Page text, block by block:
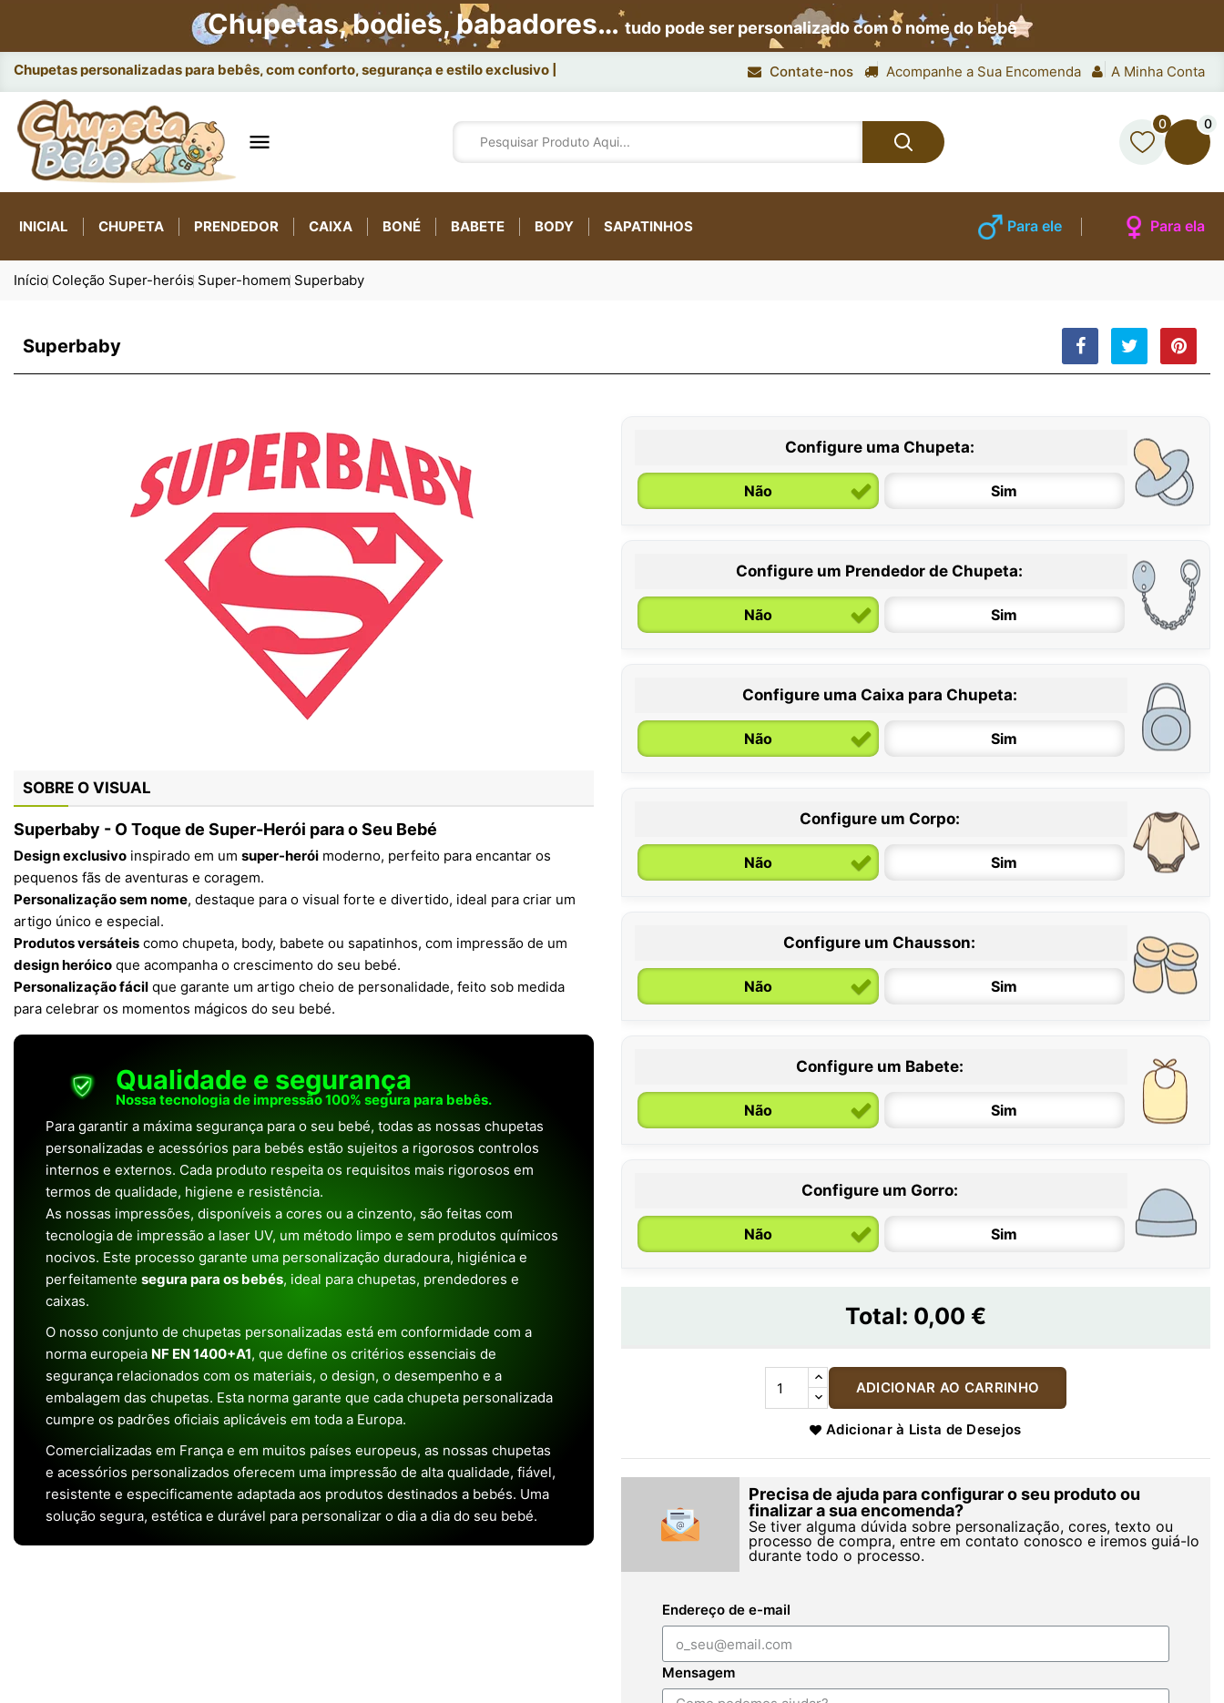
Chupetas, bodies, babadores…tudo pode ser personalizado com o nome do bebê
Chupetas personalizadas para bebês, com conforto, segurança e estilo exclusivo. Contate-nos Acompanhe a Sua Encomenda A Minha Conta

0 0
INICIAL CHUPETA PRENDEDOR CAIXA BONÉ BABETE BODY SAPATINHOS Para ele Para ela
Início Coleção Super-heróis Super-homem Superbaby
Superbaby
SOBRE O VISUAL
Superbaby - O Toque de Super-Herói para o Seu Bebé
Design exclusivo inspirado em um super-herói moderno, perfeito para encantar os
pequenos fãs de aventuras e coragem.
Personalização sem nome, destaque para o visual forte e divertido, ideal para criar um
artigo único e especial.
Produtos versáteis como chupeta, body, babete ou sapatinhos, com impressão de um
design heróico que acompanha o crescimento do seu bebé.
Personalização fácil que garante um artigo cheio de personalidade, feito sob medida
para celebrar os momentos mágicos do seu bebé.
Qualidade e segurança
Nossa tecnologia de impressão 100% segura para bebês.
Para garantir a máxima segurança para o seu bebé, todas as nossas chupetas
personalizadas e acessórios para bebés estão sujeitos a rigorosos controlos
internos e externos. Cada produto respeita os requisitos mais rigorosos em
termos de qualidade, higiene e resistência.
As nossas impressões, disponíveis a cores ou a cinzento, são feitas com
tecnologia de impressão a laser UV, um método limpo e sem produtos químicos
nocivos. Este processo garante uma personalização duradoura, higiénica e
perfeitamente segura para os bebés, ideal para chupetas, prendedores e
caixas.
O nosso conjunto de chupetas personalizadas está em conformidade com a
norma europeia NF EN 1400+A1, que define os critérios essenciais de
segurança relacionados com os materiais, o design, o desempenho e a
embalagem das chupetas. Esta norma garante que cada chupeta personalizada
cumpre os padrões oficiais aplicáveis em toda a Europa.
Comercializadas em França e em muitos países europeus, as nossas chupetas
e acessórios personalizados oferecem uma impressão de alta qualidade, fiável,
resistente e especificamente adaptada aos produtos destinados a bebés. Uma
solução segura, estética e durável para personalizar o dia a dia do seu bebé.
Configure uma Chupeta:
Não Sim
0 / 6 meses
Configure um Prendedor de Chupeta:
Não Sim
Configure uma Caixa para Chupeta:
Não Sim
Configure um Corpo:
Não Sim
6 / 12 meses 12 / 18 meses
Configure um Chausson:
Não Sim
Configure um Babete:
Não Sim
Configure um Gorro:
Não Sim
Total: 0,00 €
ADICIONAR AO CARRINHO
Adicionar à Lista de Desejos
Precisa de ajuda para configurar o seu produto ou
finalizar a sua encomenda?
Se tiver alguma dúvida sobre personalização, cores, texto ou
processo de compra, entre em contato conosco e iremos guiá-lo
durante todo o processo.
Endereço de e-mail
Mensagem